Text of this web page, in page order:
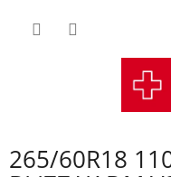
265/60R18